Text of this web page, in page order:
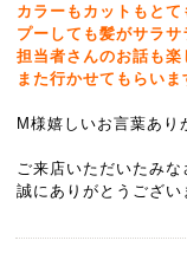
カラーもカットもと
プーしても髪がサラサ
担当者さんのお話も楽
また行かせてもらいま
M様嬉しいお言葉あり
ご来店いただいたみ
誠にありがとうござい